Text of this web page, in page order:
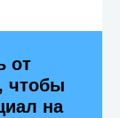
от
чтобы
на